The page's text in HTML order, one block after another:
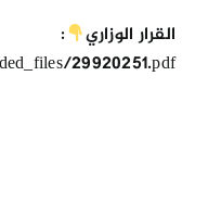
القرار الوزاري
:
29920251.pdf